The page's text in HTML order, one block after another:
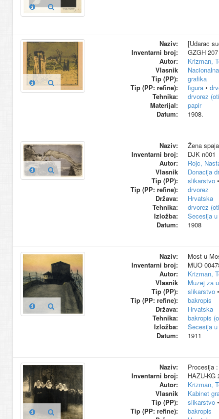
Naziv:
[Udarac
Inventarni broj:
GZGH
Autor:
Krizman,
Vlasnik
Tip (PP):
grafika
Tip (PP: refine):
figura•
Tehnika:
drvorez
Materijal:
papir
Datum:
1908.
Naziv:
Žena
Inventarni broj:
DJK n001
Autor:
Rojc,
Vlasnik
Donacija
Tip (PP):
slikarstvo
Tip (PP: refine):
drvorez
Država:
Hrvatska
Tehnika:
drvorez
Izložba:
Secesija
Datum:
1908
Naziv:
Most u
Inventarni broj:
MUO
Autor:
Krizman,
Vlasnik
Muzej za
Tip (PP):
slikarstvo
Tip (PP: refine):
bakropis
Država:
Hrvatska
Tehnika:
bakropis
Izložba:
Secesija
Datum:
1911
Naziv:
Procesija
Inventarni broj:
HAZU-KG
Autor:
Krizman,
Vlasnik
Kabinet
Tip (PP):
slikarstvo
Tip (PP: refine):
bakropis